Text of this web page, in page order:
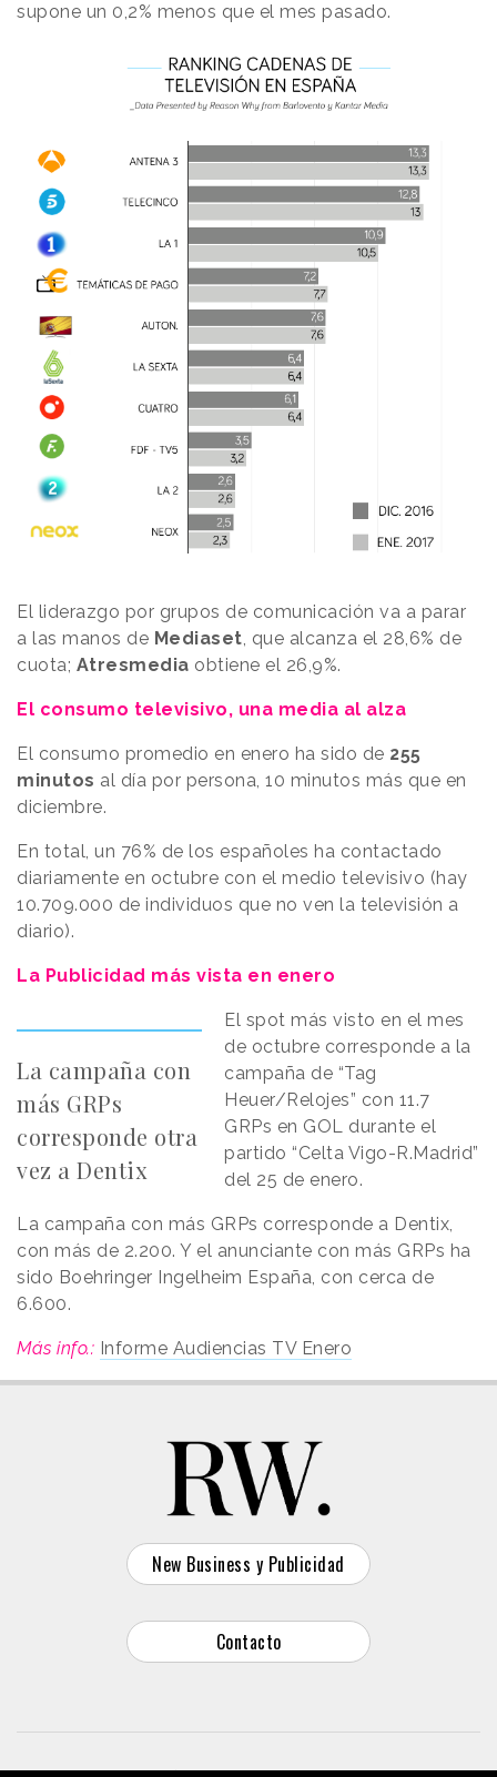
supone un 0,2% menos que el mes pasado.
El liderazgo por grupos de comunicación va a parar
a las manos de Mediaset, que alcanza el 28,6% de
cuota; Atresmedia obtiene el 26,9%.
El consumo televisivo, una media al alza
El consumo promedio en enero ha sido de 255
minutos al día por persona, 10 minutos más que en
diciembre.
En total, un 76% de los españoles ha contactado
diariamente en octubre con el medio televisivo (hay
10.709.000 de individuos que no ven la televisión a
diario).
La Publicidad más vista en enero
La campaña con
más GRPs
corresponde otra
vez a Dentix
El spot más visto en el mes
de octubre corresponde a la
campaña de “Tag
Heuer/Relojes” con 11.7
GRPs en GOL durante el
partido “Celta Vigo-R.Madrid”
del 25 de enero.
La campaña con más GRPs corresponde a Dentix,
con más de 2.200. Y el anunciante con más GRPs ha
sido Boehringer Ingelheim España, con cerca de
6.600.
Más info.: Informe Audiencias TV Enero
New Business y Publicidad
Contacto